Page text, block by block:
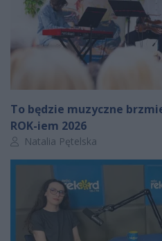
To będzie muzyczne
ROK-iem 2026
Autor artykułu:
Natalia Pętelska